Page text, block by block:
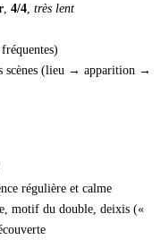
4/4 très lent
scènes (lieu → apparition →
régulière et calme
motif du double, deixis («